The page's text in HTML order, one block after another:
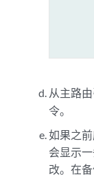
从主路
令。
如果之
会显示
改。在